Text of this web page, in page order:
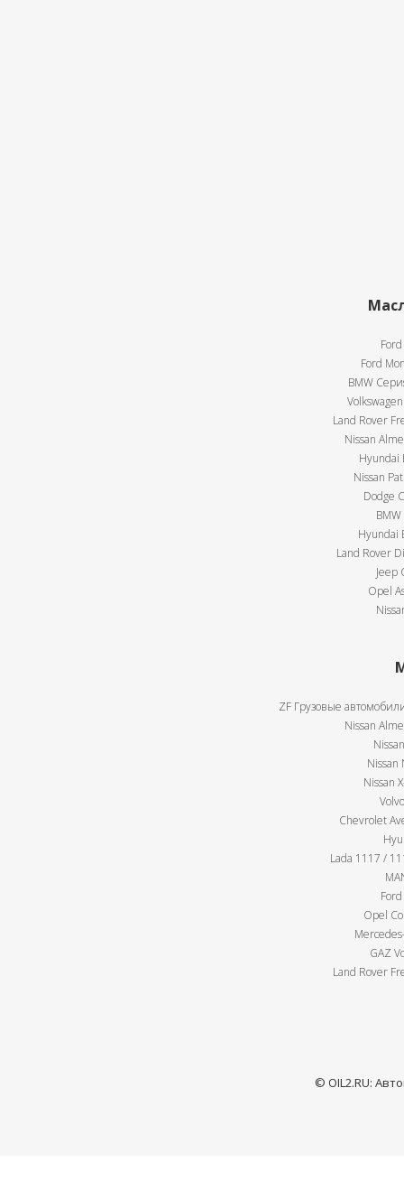
Ford
BMW
Land Rover
Nissan
Hyundai
Nissan
Dodge
Hyundai
Land Rover
Jeep
Opel
ZF Грузовые
Nissan
Nissan
Nissan
Chevrolet
Lada 1117 /
Opel
GAZ
Land Rover
© OIL2.RU: